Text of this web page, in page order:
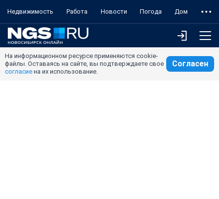
Недвижимость Работа Новости Погода Дом
На информационном ресурсе применяются cookie-
файлы. Оставаясь на сайте, вы подтверждаете свое
согласие на их использование.
Согласен